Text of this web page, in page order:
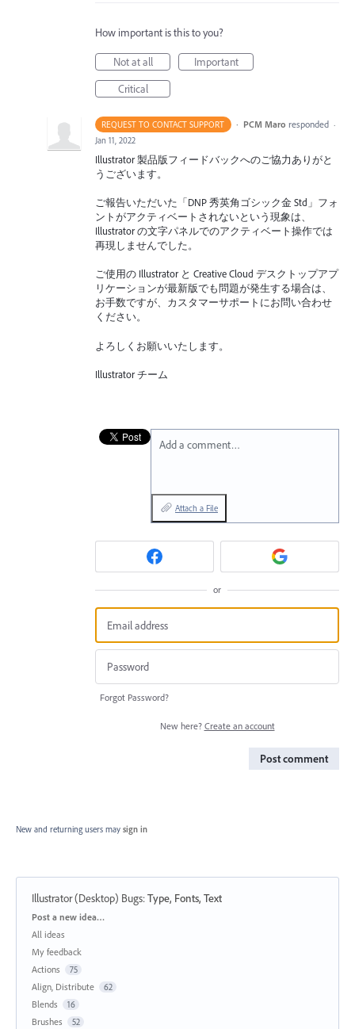
How important is this to you?
Not at all
Important
Critical
REQUEST TO CONTACT SUPPORT · PCM Maro responded ·
Jan 11, 2022
Illustrator 製品版フィードバックへのご協力ありがと
うございます。
ご報告いただいた「DNP 秀英角ゴシック金 Std」フォ
ントがアクティベートされないという現象は、
Illustrator の文字パネルでのアクティベート操作では
再現しませんでした。
ご使用の Illustrator と Creative Cloud デスクトップアプ
リケーションが最新版でも問題が発生する場合は、
お手数ですが、カスタマーサポートにお問い合わせ
ください。
よろしくお願いいたします。
Illustrator チーム
Add a comment…
Attach a File
or
Forgot Password?
New here? Create an account
Post comment
New and returning users may sign in
Illustrator (Desktop) Bugs:Type, Fonts, Text
Categories
Post a new idea…
All ideas
My feedback
Actions
75
Align, Distribute 62
Blends 16
Brushes 52